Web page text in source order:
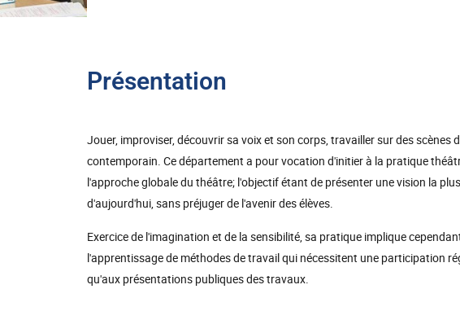
Présentation
Jouer, improviser, découvrir sa voix et son corps, travailler sur des scènes
contemporain. Ce département a pour vocation d'initier à la pratique
l'approche globale du théâtre; l'objectif étant de présenter une vision la
d'aujourd'hui, sans préjuger de l'avenir des élèves.
Exercice de l'imagination et de la sensibilité, sa pratique implique
l'apprentissage de méthodes de travail qui nécessitent une participation
qu'aux présentations publiques des travaux.